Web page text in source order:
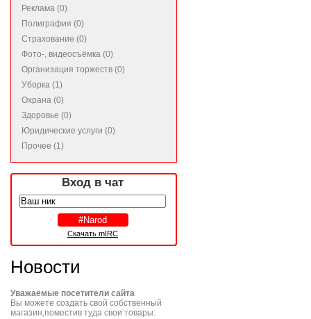
Реклама (0)
Полиграфия (0)
Страхование (0)
Фото-, видеосъёмка (0)
Организация торжеств (0)
Уборка (1)
Охрана (0)
Здоровье (0)
Юридические услуги (0)
Прочее (1)
Вход в чат
Скачать mIRC
Новости
Уважаемые посетители сайта
Вы можете создать свой собственный
магазин,поместив туда свои товары.